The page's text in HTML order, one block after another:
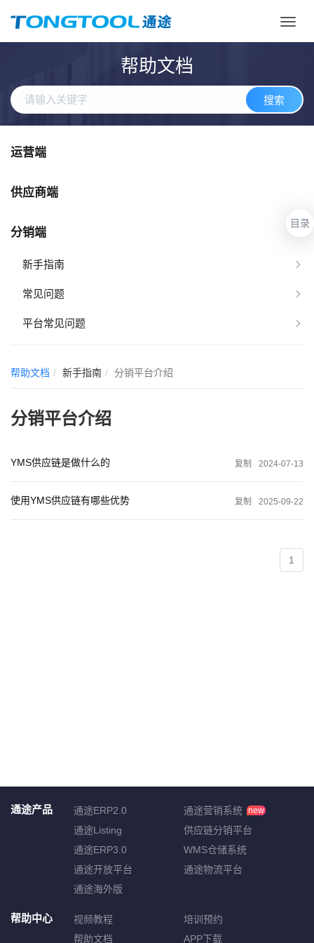
帮助文档
搜索
运营端
供应商端
分销端
新手指南
常见问题
平台常见问题
帮助文档 新手指南 分销平台介绍
分销平台介绍
YMS供应链是做什么的 复制 2024-07-13
使用YMS供应链有哪些优势 复制 2025-09-22
1
通途产品 通途ERP2.0 通途营销系统 new
通途Listing
供应链分销平台
通途ERP3.0
WMS仓储系统
通途开放平台
通途物流平台
通途海外版
帮助中心 视频教程
培训预约
帮助文档
APP下载
目录